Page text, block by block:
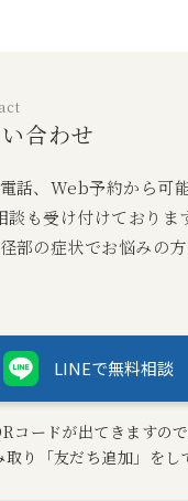
合わせ
話、Web予約から可
も受け付けております
部の症状でお悩みの
LINEで無料相談
コードが出てきますの
り「友だち追加」をし